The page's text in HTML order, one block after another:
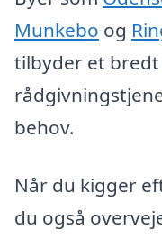
Munkebo og
tilbyder et
behov.
Når du kigger
du også